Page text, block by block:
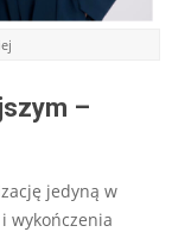
–
jedyną w
wykończenia